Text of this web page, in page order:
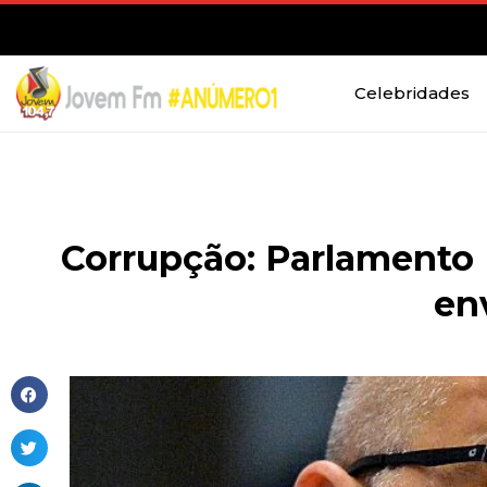
Celebridades
Corrupção: